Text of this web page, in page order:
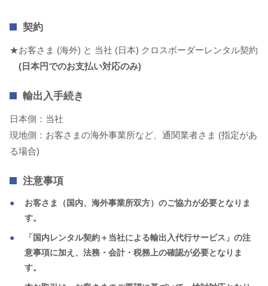
契約
★お客さま (海外) と 当社 (日本) クロスボーダーレンタル契約
(日本円でのお支払い対応のみ)
輸出入手続き
日本側：当社
現地側：お客さまの海外事業所など、通関業者さま (指定があ
る場合)
注意事項
お客さま（国内、海外事業所双方）のご協力が必要となりま
す。
「国内レンタル契約＋当社による輸出入代行サービス」の注
意事項に加え、法務・会計・税務上の確認が必要となりま
す。